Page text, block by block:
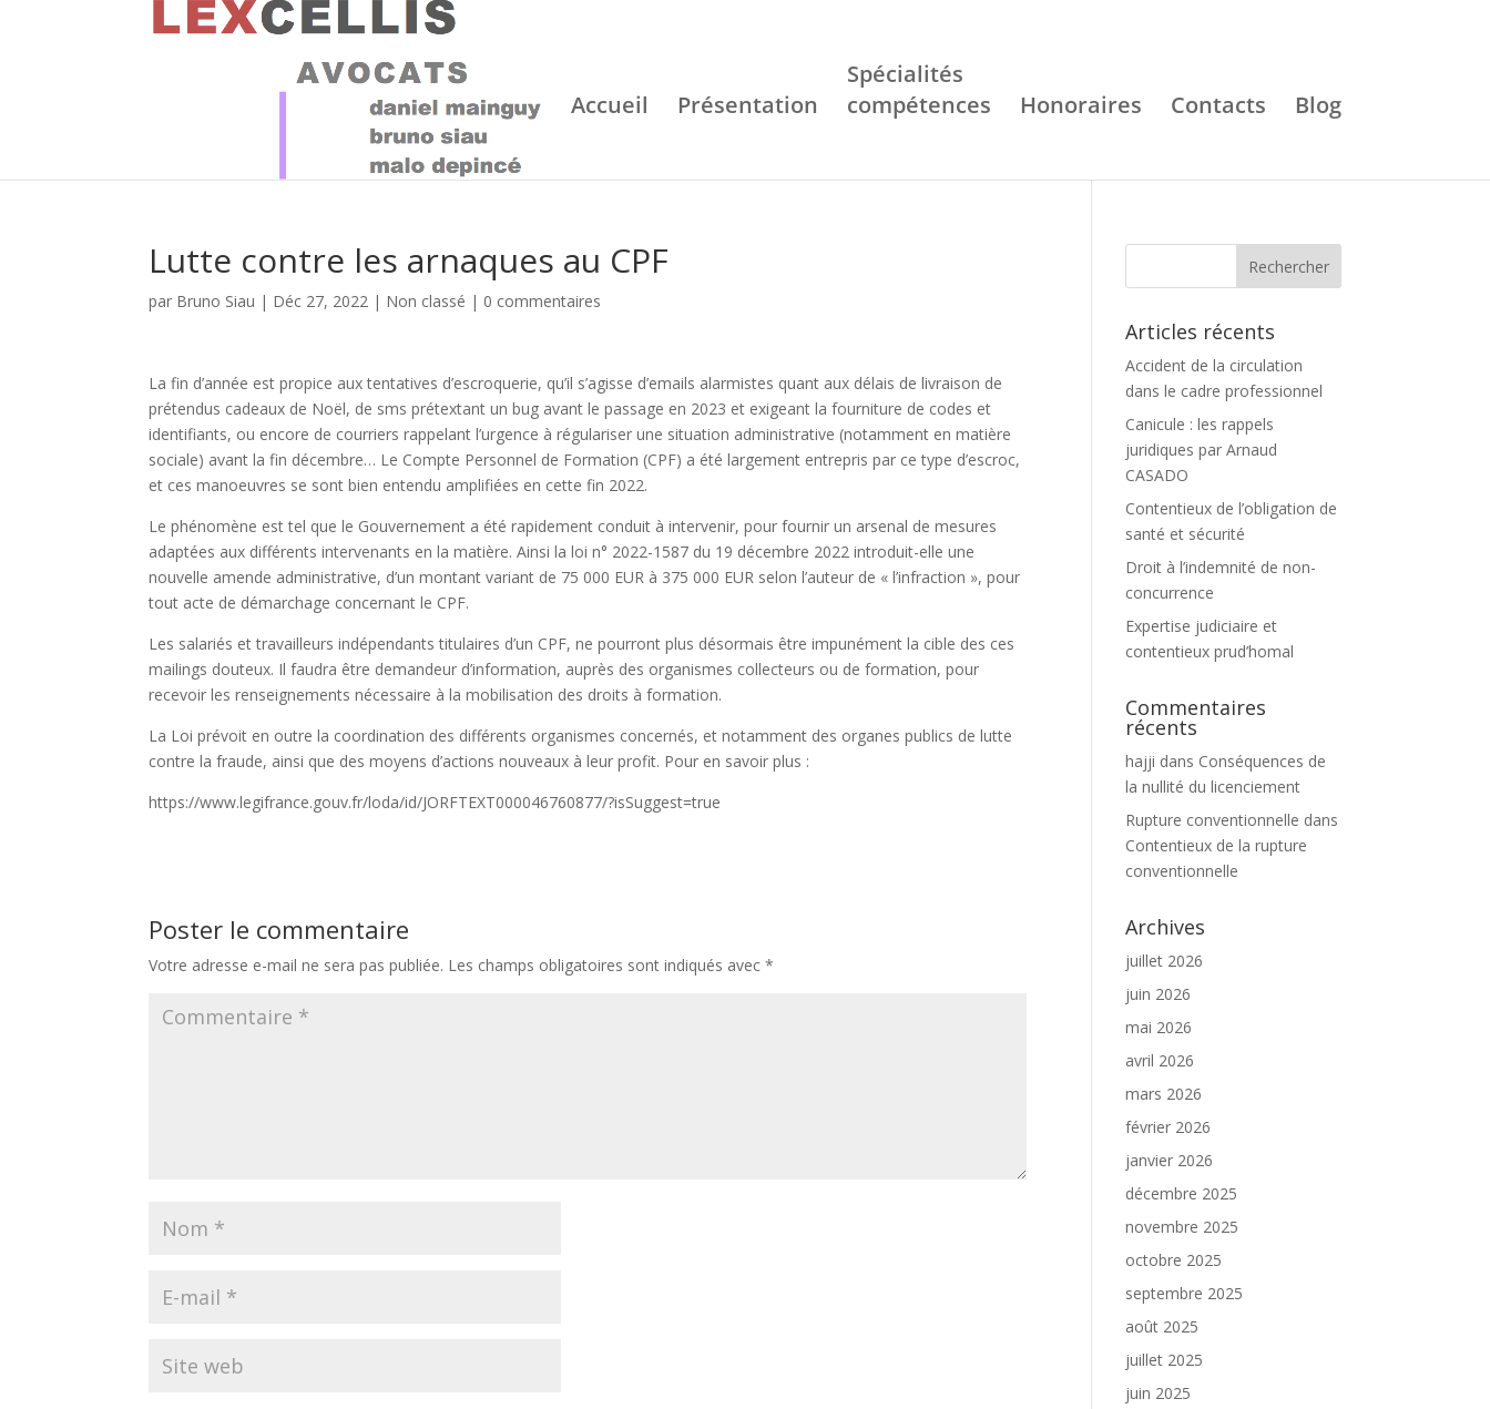
Accueil Présentation
Spécialités
compétences
Honoraires Contacts Blog
Lutte contre les arnaques au CPF
par Bruno Siau | Déc 27, 2022 | Non classé | 0 commentaires
La fin d’année est propice aux tentatives d’escroquerie, qu’il s’agisse d’emails alarmistes quant aux délais de livraison de
prétendus cadeaux de Noël, de sms prétextant un bug avant le passage en 2023 et exigeant la fourniture de codes et
identifiants, ou encore de courriers rappelant l’urgence à régulariser une situation administrative (notamment en matière
sociale) avant la fin décembre… Le Compte Personnel de Formation (CPF) a été largement entrepris par ce type d’escroc,
et ces manoeuvres se sont bien entendu amplifiées en cette fin 2022.
Le phénomène est tel que le Gouvernement a été rapidement conduit à intervenir, pour fournir un arsenal de mesures
adaptées aux différents intervenants en la matière. Ainsi la loi n° 2022-1587 du 19 décembre 2022 introduit-elle une
nouvelle amende administrative, d’un montant variant de 75 000 EUR à 375 000 EUR selon l’auteur de « l’infraction », pour
tout acte de démarchage concernant le CPF.
Les salariés et travailleurs indépendants titulaires d’un CPF, ne pourront plus désormais être impunément la cible des ces
mailings douteux. Il faudra être demandeur d’information, auprès des organismes collecteurs ou de formation, pour
recevoir les renseignements nécessaire à la mobilisation des droits à formation.
La Loi prévoit en outre la coordination des différents organismes concernés, et notamment des organes publics de lutte
contre la fraude, ainsi que des moyens d’actions nouveaux à leur profit. Pour en savoir plus :
https://www.legifrance.gouv.fr/loda/id/JORFTEXT000046760877/?isSuggest=true
Poster le commentaire
Votre adresse e-mail ne sera pas publiée. Les champs obligatoires sont indiqués avec*
Articles récents
Accident de la circulation
dans le cadre professionnel
Canicule : les rappels
juridiques par Arnaud
CASADO
Contentieux de l’obligation de
santé et sécurité
Droit à l’indemnité de non-
concurrence
Expertise judiciaire et
contentieux prud’homal
Commentaires
récents
hajji dans Conséquences de
la nullité du licenciement
Rupture conventionnelle dans
Contentieux de la rupture
conventionnelle
Archives
juillet 2026
juin 2026
mai 2026
avril 2026
mars 2026
février 2026
janvier 2026
décembre 2025
novembre 2025
octobre 2025
septembre 2025
août 2025
juillet 2025
juin 2025